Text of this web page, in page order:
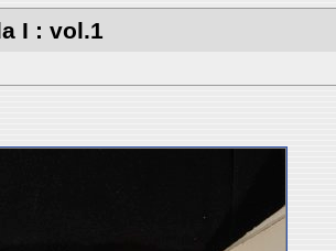
I : vol.1